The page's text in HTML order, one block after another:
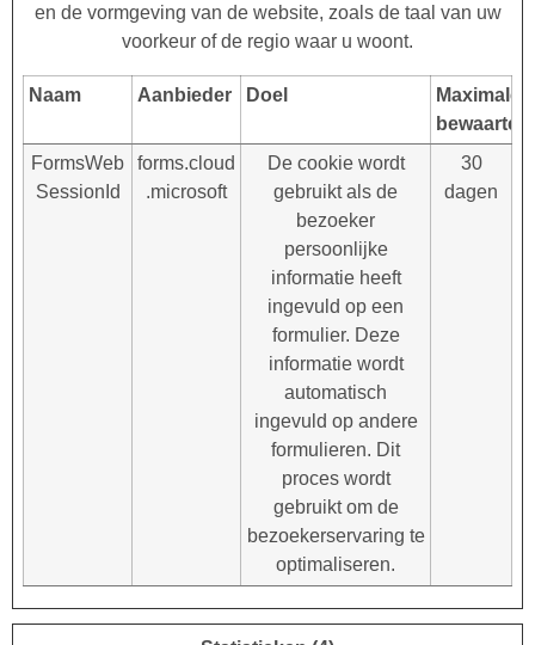
en de vormgeving van de website, zoals de taal van uw
voorkeur of de regio waar u woont.
Naam Aanbieder Doel
Maximale
FormsWeb
SessionId
forms.cloud
.microsoft
De cookie wordt
gebruikt als de
bezoeker
persoonlijke
informatie heeft
ingevuld op een
formulier. Deze
informatie wordt
automatisch
ingevuld op andere
formulieren. Dit
proces wordt
gebruikt om de
bezoekerservaring te
optimaliseren.
30
dagen